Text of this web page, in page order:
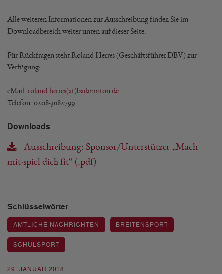
29. JANUAR 2018
Alle weiteren Informationen zur Ausschreibung finden Sie im
Downloadbereich weiter unten auf dieser Seite.
Für Rückfragen steht Roland Herres (Geschäftsführer DBV) zur
Verfügung:
eMail: roland.herres(at)badminton.de
Telefon: 0208-3082799
Downloads
Ausschreibung: Sponsor/Unterstützer „Mach
mit-spiel dich fit“ (.pdf)
Schlüsselwörter
AMTLICHE NACHRICHTEN BREITENSPORT
SCHULSPORT